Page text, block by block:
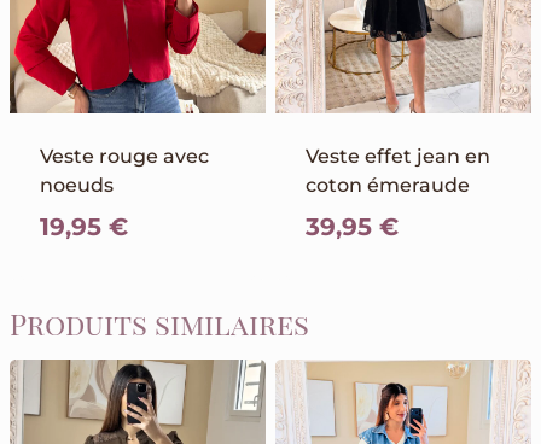
Veste rouge avec
noeuds
19,95 €
Veste effet jean en
coton émeraude
39,95 €
Produits similaires